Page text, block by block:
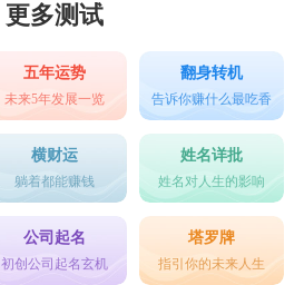
更多测试
五年运势
未来5年发展一览
翻身转机
告诉你赚什么最吃香
横财运
躺着都能赚钱
姓名详批
姓名对人生的影响
公司起名
初创公司起名玄机
塔罗牌
指引你的未来人生